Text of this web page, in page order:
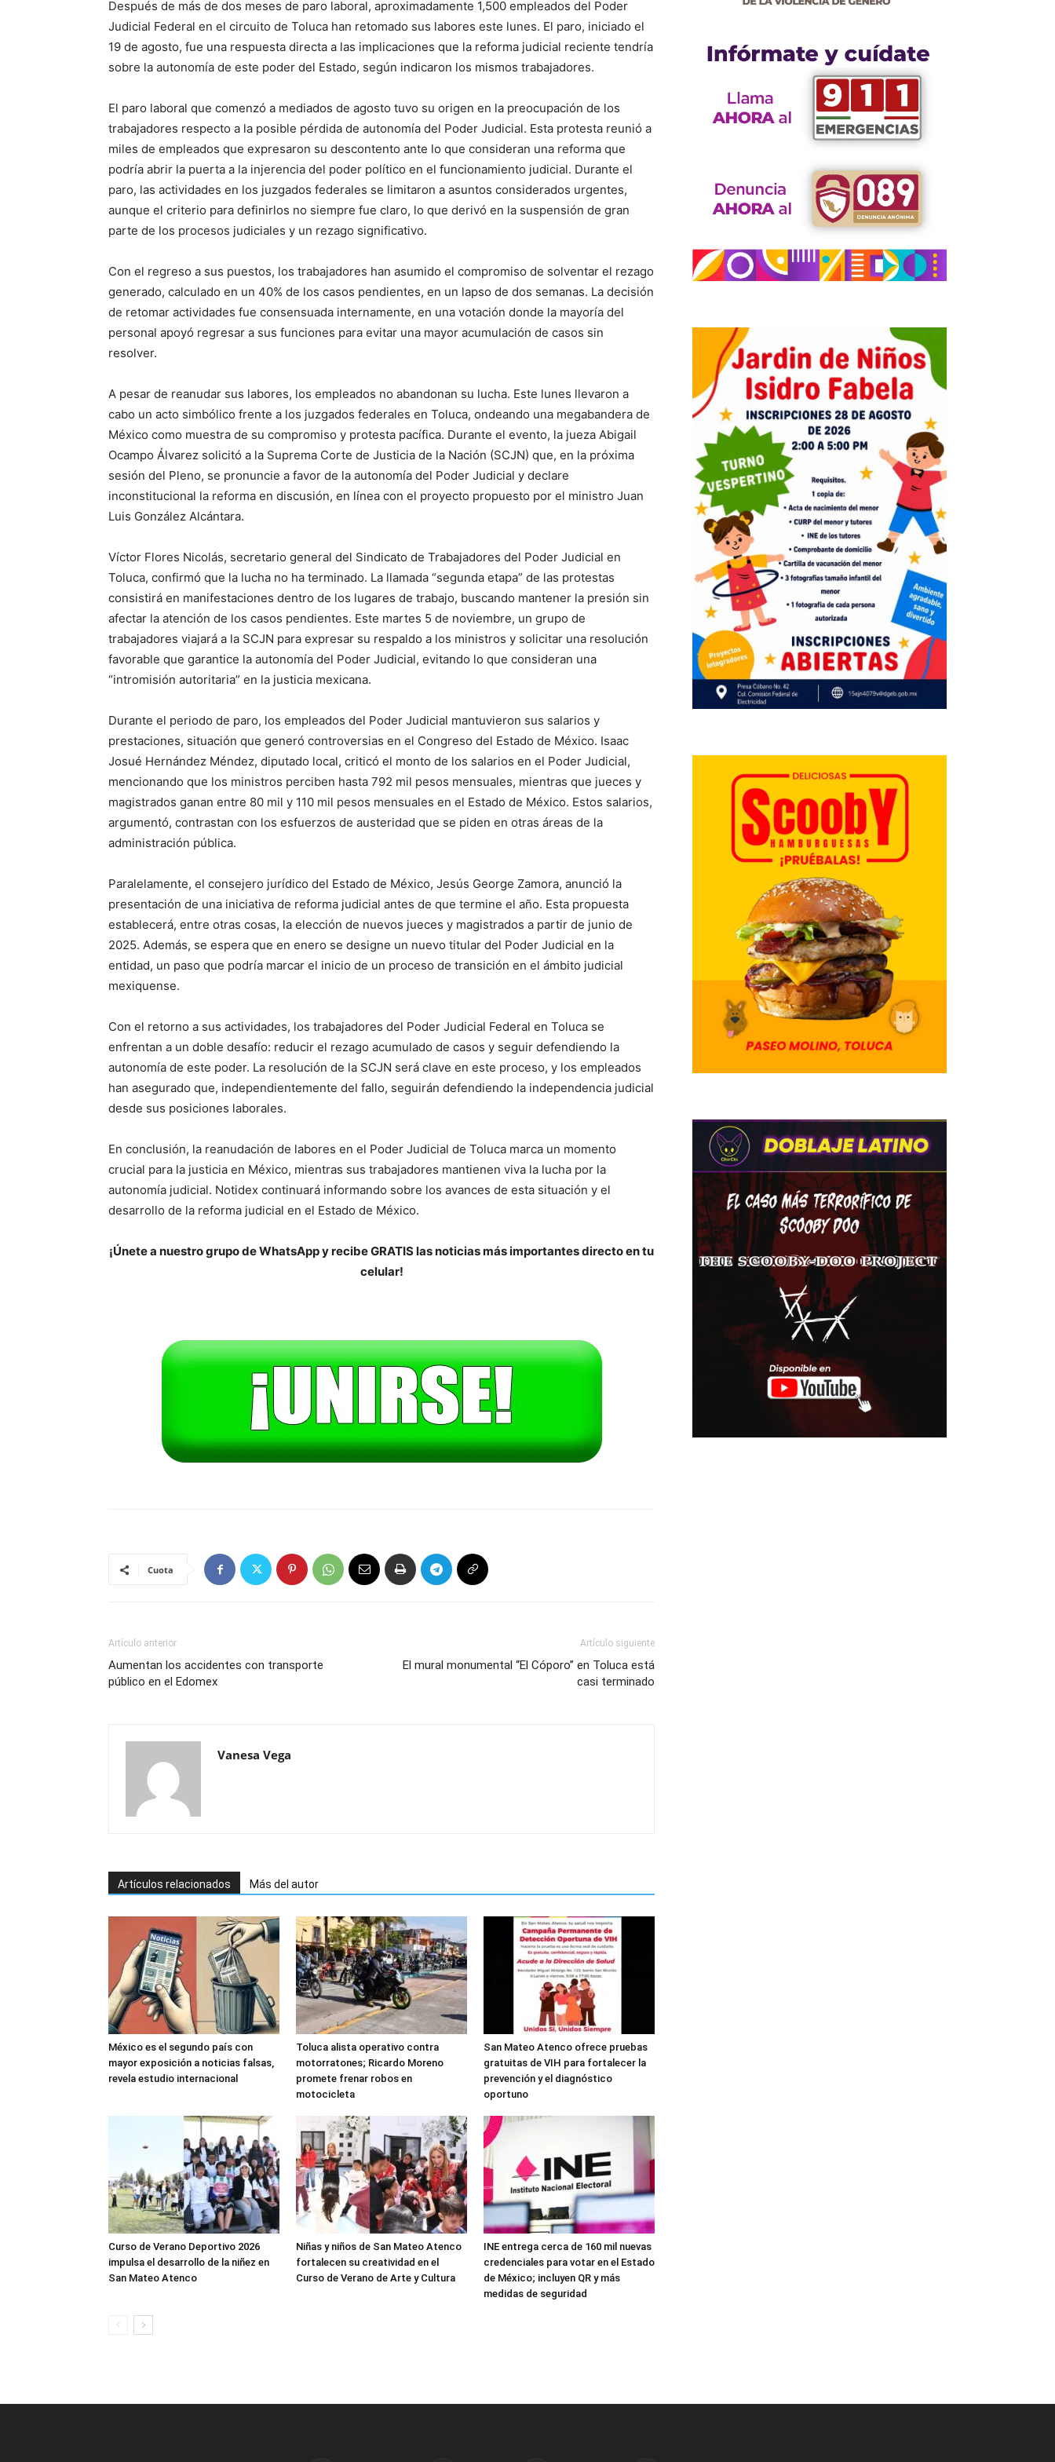
Después de más de dos meses de paro laboral, aproximadamente 1,500 empleados del Poder
Judicial Federal en el circuito de Toluca han retomado sus labores este lunes. El paro, iniciado el
19 de agosto, fue una respuesta directa a las implicaciones que la reforma judicial reciente tendría
sobre la autonomía de este poder del Estado, según indicaron los mismos trabajadores.
El paro laboral que comenzó a mediados de agosto tuvo su origen en la preocupación de los
trabajadores respecto a la posible pérdida de autonomía del Poder Judicial. Esta protesta reunió a
miles de empleados que expresaron su descontento ante lo que consideran una reforma que
podría abrir la puerta a la injerencia del poder político en el funcionamiento judicial. Durante el
paro, las actividades en los juzgados federales se limitaron a asuntos considerados urgentes,
aunque el criterio para definirlos no siempre fue claro, lo que derivó en la suspensión de gran
parte de los procesos judiciales y un rezago significativo.
Con el regreso a sus puestos, los trabajadores han asumido el compromiso de solventar el rezago
generado, calculado en un 40% de los casos pendientes, en un lapso de dos semanas. La decisión
de retomar actividades fue consensuada internamente, en una votación donde la mayoría del
personal apoyó regresar a sus funciones para evitar una mayor acumulación de casos sin
resolver.
A pesar de reanudar sus labores, los empleados no abandonan su lucha. Este lunes llevaron a
cabo un acto simbólico frente a los juzgados federales en Toluca, ondeando una megabandera de
México como muestra de su compromiso y protesta pacífica. Durante el evento, la jueza Abigail
Ocampo Álvarez solicitó a la Suprema Corte de Justicia de la Nación (SCJN) que, en la próxima
sesión del Pleno, se pronuncie a favor de la autonomía del Poder Judicial y declare
inconstitucional la reforma en discusión, en línea con el proyecto propuesto por el ministro Juan
Luis González Alcántara.
Víctor Flores Nicolás, secretario general del Sindicato de Trabajadores del Poder Judicial en
Toluca, confirmó que la lucha no ha terminado. La llamada “segunda etapa” de las protestas
consistirá en manifestaciones dentro de los lugares de trabajo, buscando mantener la presión sin
afectar la atención de los casos pendientes. Este martes 5 de noviembre, un grupo de
trabajadores viajará a la SCJN para expresar su respaldo a los ministros y solicitar una resolución
favorable que garantice la autonomía del Poder Judicial, evitando lo que consideran una
“intromisión autoritaria” en la justicia mexicana.
Durante el periodo de paro, los empleados del Poder Judicial mantuvieron sus salarios y
prestaciones, situación que generó controversias en el Congreso del Estado de México. Isaac
Josué Hernández Méndez, diputado local, criticó el monto de los salarios en el Poder Judicial,
mencionando que los ministros perciben hasta 792 mil pesos mensuales, mientras que jueces y
magistrados ganan entre 80 mil y 110 mil pesos mensuales en el Estado de México. Estos salarios,
argumentó, contrastan con los esfuerzos de austeridad que se piden en otras áreas de la
administración pública.
Paralelamente, el consejero jurídico del Estado de México, Jesús George Zamora, anunció la
presentación de una iniciativa de reforma judicial antes de que termine el año. Esta propuesta
establecerá, entre otras cosas, la elección de nuevos jueces y magistrados a partir de junio de
2025. Además, se espera que en enero se designe un nuevo titular del Poder Judicial en la
entidad, un paso que podría marcar el inicio de un proceso de transición en el ámbito judicial
mexiquense.
Con el retorno a sus actividades, los trabajadores del Poder Judicial Federal en Toluca se
enfrentan a un doble desafío: reducir el rezago acumulado de casos y seguir defendiendo la
autonomía de este poder. La resolución de la SCJN será clave en este proceso, y los empleados
han asegurado que, independientemente del fallo, seguirán defendiendo la independencia judicial
desde sus posiciones laborales.
En conclusión, la reanudación de labores en el Poder Judicial de Toluca marca un momento
crucial para la justicia en México, mientras sus trabajadores mantienen viva la lucha por la
autonomía judicial. Notidex continuará informando sobre los avances de esta situación y el
desarrollo de la reforma judicial en el Estado de México.
¡Únete a nuestro grupo de WhatsApp y recibe GRATIS las noticias más importantes directo en tu
celular!
Cuota
Artículo anterior
Aumentan los accidentes con transporte
público en el Edomex
Artículo siguiente
El mural monumental “El Cóporo” en Toluca está
casi terminado
Vanesa Vega
Artículos relacionados Más del autor
México es el segundo país con
mayor exposición a noticias falsas,
revela estudio internacional
Toluca alista operativo contra
motorratones; Ricardo Moreno
promete frenar robos en
motocicleta
San Mateo Atenco ofrece pruebas
gratuitas de VIH para fortalecer la
prevención y el diagnóstico
oportuno
Curso de Verano Deportivo 2026
impulsa el desarrollo de la niñez en
San Mateo Atenco
Niñas y niños de San Mateo Atenco
fortalecen su creatividad en el
Curso de Verano de Arte y Cultura
INE entrega cerca de 160 mil nuevas
credenciales para votar en el Estado
de México; incluyen QR y más
medidas de seguridad